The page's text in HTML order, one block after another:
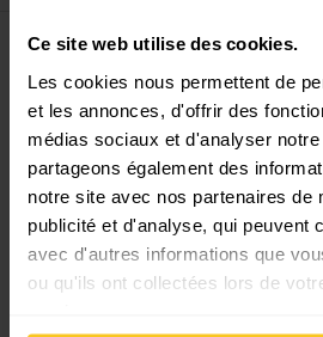
Ce site web utilise des cookies.
Les cookies nous permettent de
et les annonces, d'offrir des
médias sociaux et d'analyser
partageons également des
notre site avec nos partenaires de
publicité et d'analyse, qui peuvent
avec d'autres informations que
ou qu'ils ont collectées lors de
Filtre
Livraison gratuite à
(Avec laTransaCard